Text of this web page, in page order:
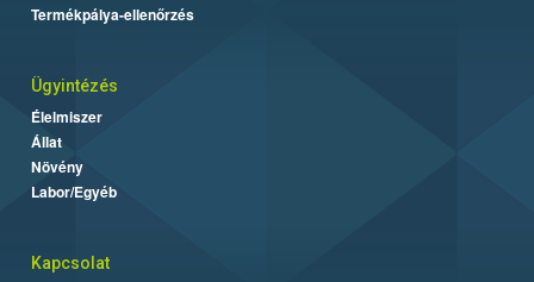
Termékpálya-ellenőrzés
Ügyintézés
Élelmiszer
Állat
Növény
Labor/Egyéb
Kapcsolat